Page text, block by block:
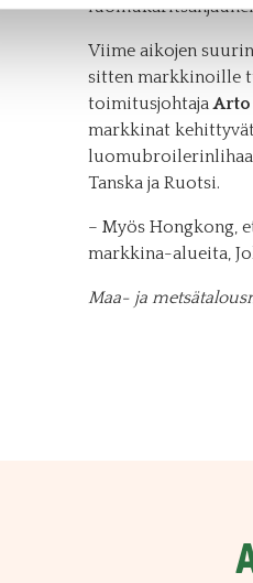
Viime aikojen
sitten markkinoille
toimitusjohtajaArto
markkinat
luomubroilerinlihaa
Tanska ja Ruotsi.
– Myös Hongkong,
markkina-alueita,
Maa- ja